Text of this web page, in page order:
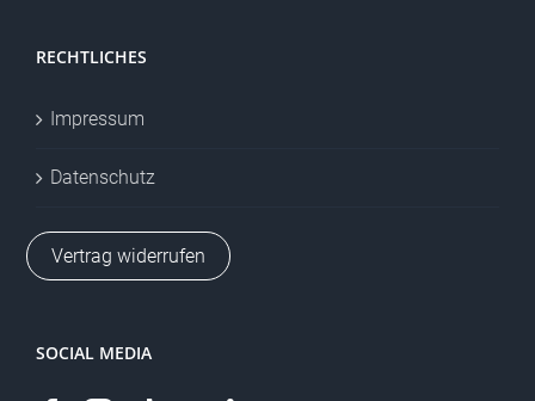
RECHTLICHES
Impressum
Datenschutz
Vertrag widerrufen
SOCIAL MEDIA